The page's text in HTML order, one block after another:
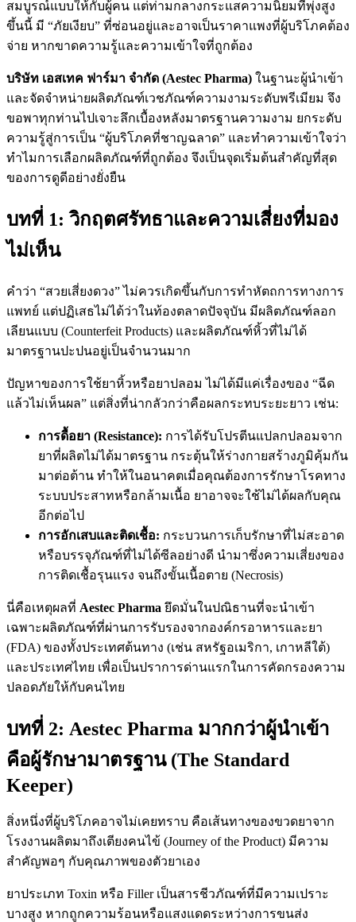
สมบูรณ์แบบให้กับผู้คน แต่ท่ามกลางกระแสความนิยมที่พุ่งสูง
ขึ้นนี้ มี “ภัยเงียบ” ที่ซ่อนอยู่และอาจเป็นราคาแพงที่ผู้บริโภคต้อง
จ่าย หากขาดความรู้และความเข้าใจที่ถูกต้อง
บริษัท เอสเทค ฟาร์มา จำกัด (Aestec Pharma) ในฐานะผู้นำเข้า
และจัดจำหน่ายผลิตภัณฑ์เวชภัณฑ์ความงามระดับพรีเมียม จึง
ขอพาทุกท่านไปเจาะลึกเบื้องหลังมาตรฐานความงาม ยกระดับ
ความรู้สู่การเป็น “ผู้บริโภคที่ชาญฉลาด” และทำความเข้าใจว่า
ทำไมการเลือกผลิตภัณฑ์ที่ถูกต้อง จึงเป็นจุดเริ่มต้นสำคัญที่สุด
ของการดูดีอย่างยั่งยืน
บทที่ 1: วิกฤตศรัทธาและความเสี่ยงที่มอง
ไม่เห็น
คำว่า “สวยเสี่ยงดวง” ไม่ควรเกิดขึ้นกับการทำหัตถการทางการ
แพทย์ แต่ปฏิเสธไม่ได้ว่าในท้องตลาดปัจจุบัน มีผลิตภัณฑ์ลอก
เลียนแบบ (Counterfeit Products) และผลิตภัณฑ์หิ้วที่ไม่ได้
มาตรฐานปะปนอยู่เป็นจำนวนมาก
ปัญหาของการใช้ยาหิ้วหรือยาปลอม ไม่ได้มีแค่เรื่องของ “ฉีด
แล้วไม่เห็นผล” แต่สิ่งที่น่ากลัวกว่าคือผลกระทบระยะยาว เช่น:
การดื้อยา (Resistance): การได้รับโปรตีนแปลกปลอมจาก
ยาที่ผลิตไม่ได้มาตรฐาน กระตุ้นให้ร่างกายสร้างภูมิคุ้มกัน
มาต่อต้าน ทำให้ในอนาคตเมื่อคุณต้องการรักษาโรคทาง
ระบบประสาทหรือกล้ามเนื้อ ยาอาจจะใช้ไม่ได้ผลกับคุณ
อีกต่อไป
การอักเสบและติดเชื้อ: กระบวนการเก็บรักษาที่ไม่สะอาด
หรือบรรจุภัณฑ์ที่ไม่ได้ซีลอย่างดี นำมาซึ่งความเสี่ยงของ
การติดเชื้อรุนแรง จนถึงขั้นเนื้อตาย (Necrosis)
นี่คือเหตุผลที่ Aestec Pharma ยึดมั่นในปณิธานที่จะนำเข้า
เฉพาะผลิตภัณฑ์ที่ผ่านการรับรองจากองค์กรอาหารและยา
(FDA) ของทั้งประเทศต้นทาง (เช่น สหรัฐอเมริกา, เกาหลีใต้)
และประเทศไทย เพื่อเป็นปราการด่านแรกในการคัดกรองความ
ปลอดภัยให้กับคนไทย
บทที่ 2: Aestec Pharma มากกว่าผู้นำเข้า
คือผู้รักษามาตรฐาน (The Standard
Keeper)
สิ่งหนึ่งที่ผู้บริโภคอาจไม่เคยทราบ คือเส้นทางของขวดยาจาก
โรงงานผลิตมาถึงเตียงคนไข้ (Journey of the Product) มีความ
สำคัญพอๆ กับคุณภาพของตัวยาเอง
ยาประเภท Toxin หรือ Filler เป็นสารชีวภัณฑ์ที่มีความเปราะ
บางสูง หากถูกความร้อนหรือแสงแดดระหว่างการขนส่ง